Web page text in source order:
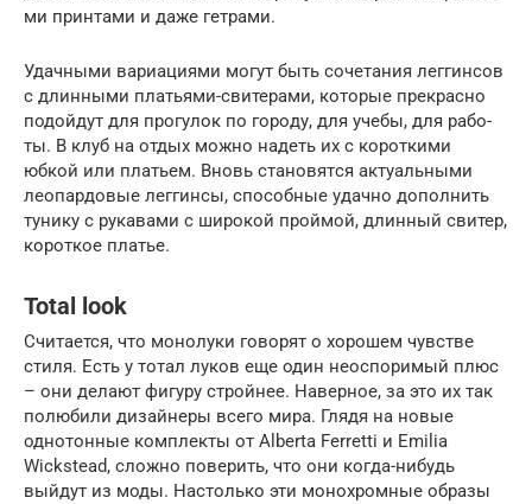
ми прин­та­ми и даже гетрами.
Удач­ны­ми вари­а­ци­я­ми могут быть соче­та­ния лег­гин­сов
с длин­ны­ми пла­тья­ми-сви­те­ра­ми, кото­рые пре­крас­но
подой­дут для про­гу­лок по горо­ду, для уче­бы, для рабо­
ты. В клуб на отдых мож­но надеть их с корот­ки­ми
юбкой или пла­тьем. Вновь ста­но­вят­ся акту­аль­ны­ми
лео­пар­до­вые лег­гин­сы, спо­соб­ные удач­но допол­нить
туни­ку с рука­ва­ми с широ­кой прой­мой, длин­ный сви­тер,
корот­кое платье.
Total look
Считается, что монолуки говорят о хорошем чувстве
стиля. Есть у тотал луков еще один неоспоримый плюс
– они делают фигуру стройнее. Наверное, за это их так
полюбили дизайнеры всего мира. Глядя на новые
однотонные комплекты от Alberta Ferretti и Emilia
Wickstead, сложно поверить, что они когда-нибудь
выйдут из моды. Настолько эти монохромные образы